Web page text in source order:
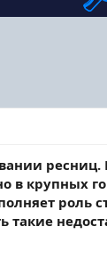
ресниц.
в крупных
роль